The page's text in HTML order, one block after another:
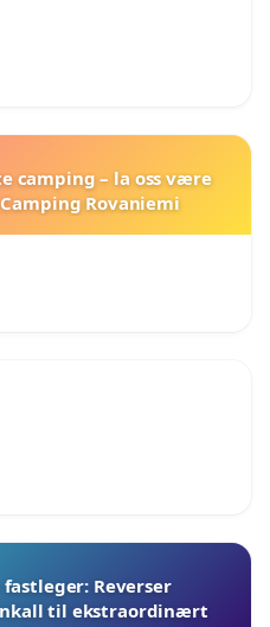
camping – la oss være
Rovaniemi
Reverser
til ekstraordinært